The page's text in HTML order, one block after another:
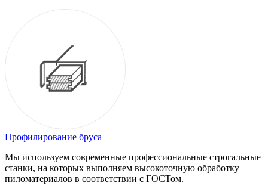
Профилирование бруса
Мы используем современные профессиональные строгальные
станки, на которых выполняем высокоточную обработку
пиломатериалов в соответствии с ГОСТом.